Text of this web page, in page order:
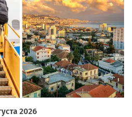
2026